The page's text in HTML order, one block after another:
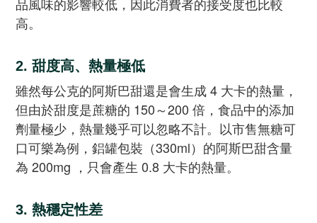
品風味的影響較低，因此消費者的接受度也比較
高。
2. 甜度高、熱量極低
雖然每公克的阿斯巴甜還是會生成 4 大卡的熱量，
但由於甜度是蔗糖的 150～200 倍，食品中的添加
劑量極少，熱量幾乎可以忽略不計。以市售無糖可
口可樂為例，鋁罐包裝（330ml）的阿斯巴甜含量
為 200mg ，只會產生 0.8 大卡的熱量。
3. 熱穩定性差